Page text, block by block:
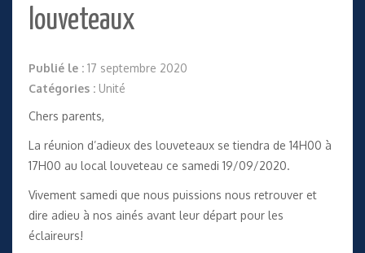
louveteaux
Publié le : 17 septembre 2020
Catégories : Unité
Chers parents,
La réunion d’adieux des louveteaux se tiendra de 14H00 à
17H00 au local louveteau ce samedi 19/09/2020.
Vivement samedi que nous puissions nous retrouver et
dire adieu à nos ainés avant leur départ pour les
éclaireurs!